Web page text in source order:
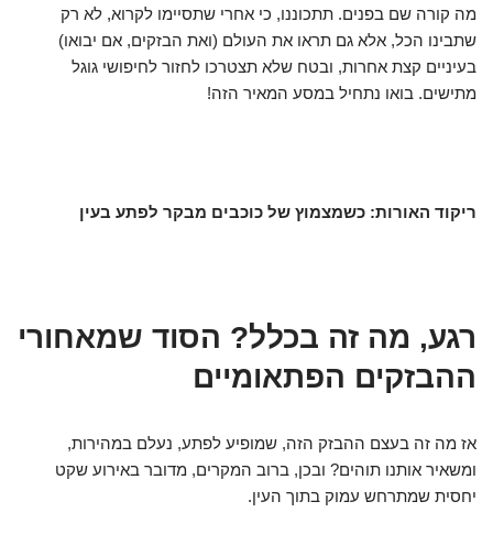
מה קורה שם בפנים. תתכוננו, כי אחרי שתסיימו לקרוא, לא רק
שתבינו הכל, אלא גם תראו את העולם (ואת הבזקים, אם יבואו)
בעיניים קצת אחרות, ובטח שלא תצטרכו לחזור לחיפושי גוגל
מתישים. בואו נתחיל במסע המאיר הזה!
ריקוד האורות: כשמצמוץ של כוכבים מבקר לפתע בעין
רגע, מה זה בכלל? הסוד שמאחורי
ההבזקים הפתאומיים
אז מה זה בעצם ההבזק הזה, שמופיע לפתע, נעלם במהירות,
ומשאיר אותנו תוהים? ובכן, ברוב המקרים, מדובר באירוע שקט
יחסית שמתרחש עמוק בתוך העין.